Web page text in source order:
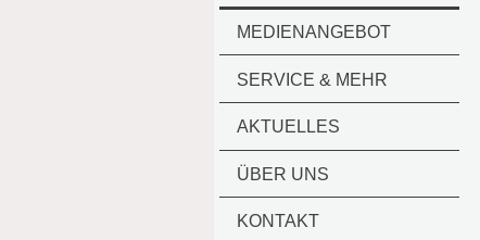
MEDIENANGEBOT
SERVICE & MEHR
AKTUELLES
ÜBER UNS
KONTAKT